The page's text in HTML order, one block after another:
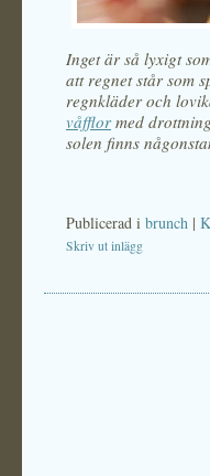
Inget är så lyxigt
att regnet står som
regnkläder och
våfflormed
solen finns
Publicerad i brunch |
Skriv ut inlägg